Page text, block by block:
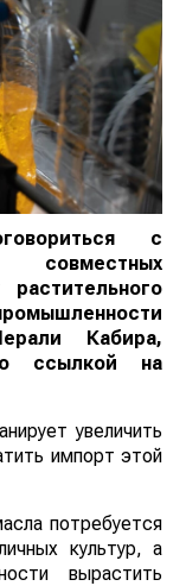
с
совместных
сообщает
увеличить
импорт этой
потребуется
культур, а
вырастить